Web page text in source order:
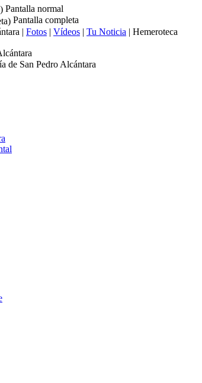
Pantalla normal
Pantalla completa
| Fotos | Vídeos | Tu Noticia | Hemeroteca
de San Pedro Alcántara